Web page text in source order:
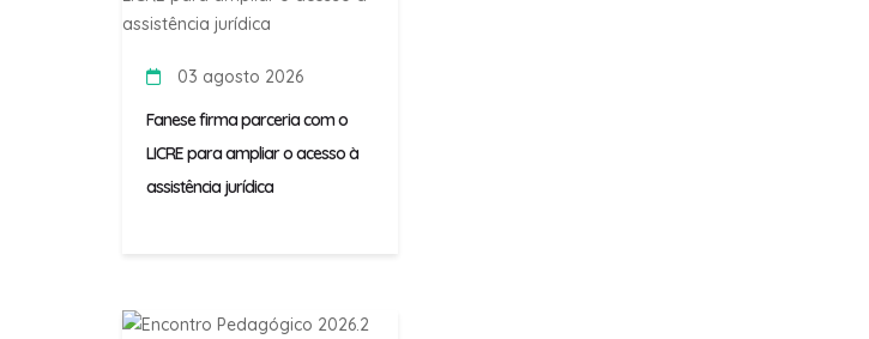
03 agosto 2026
Fanese firma parceria com o
LICRE para ampliar o acesso à
assistência jurídica